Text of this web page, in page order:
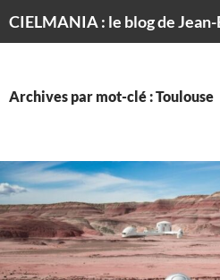
Archives par mot-clé : Toulouse